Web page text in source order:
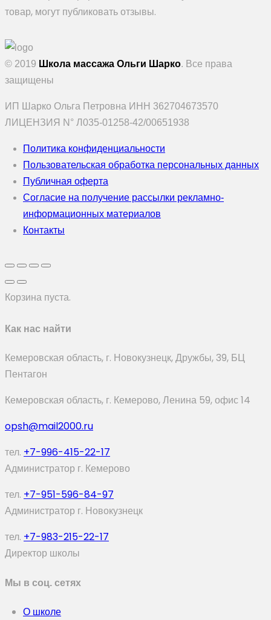
товар, могут публиковать отзывы.
© 2019 Школа массажа Ольги Шарко. Все права
защищены
ИП Шарко Ольга Петровна ИНН 362704673570
ЛИЦЕНЗИЯ N° Л035-01258-42/00651938
Политика конфиденциальности
Пользовательская обработка персональных данных
Публичная оферта
Согласие на получение рассылки рекламно-
информационных материалов
Контакты
Корзина пуста.
Как нас найти
Кемеровская область, г. Новокузнецк, Дружбы, 39, БЦ
Пентагон
Кемеровская область, г. Кемерово, Ленина 59, офис 14
opsh@mail2000.ru
тел. +7-996-415-22-17
Администратор г. Кемерово
тел. +7-951-596-84-97
Администратор г. Новокузнецк
тел. +7-983-215-22-17
Директор школы
Мы в соц. сетях
О школе